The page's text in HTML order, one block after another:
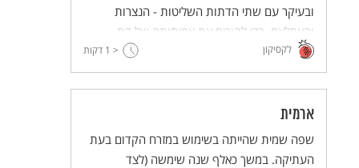
ובעיקר עם שתי הדתות השליטות - הנצרות
והאסלאם, כדי להוכיח את אמיתותה של דת
ישראל. הספר נכתב במתכונת של דו שיח בין מלך
כוזר, "הכוזרי", לחכם היהודי, "החבר".
לקסיקון < 1 דקות
ארמית
שפה שמית שהייתה בשימוש במזרח הקדום בעת
העתיקה. במשך כאלף שנה שימשה (לצד